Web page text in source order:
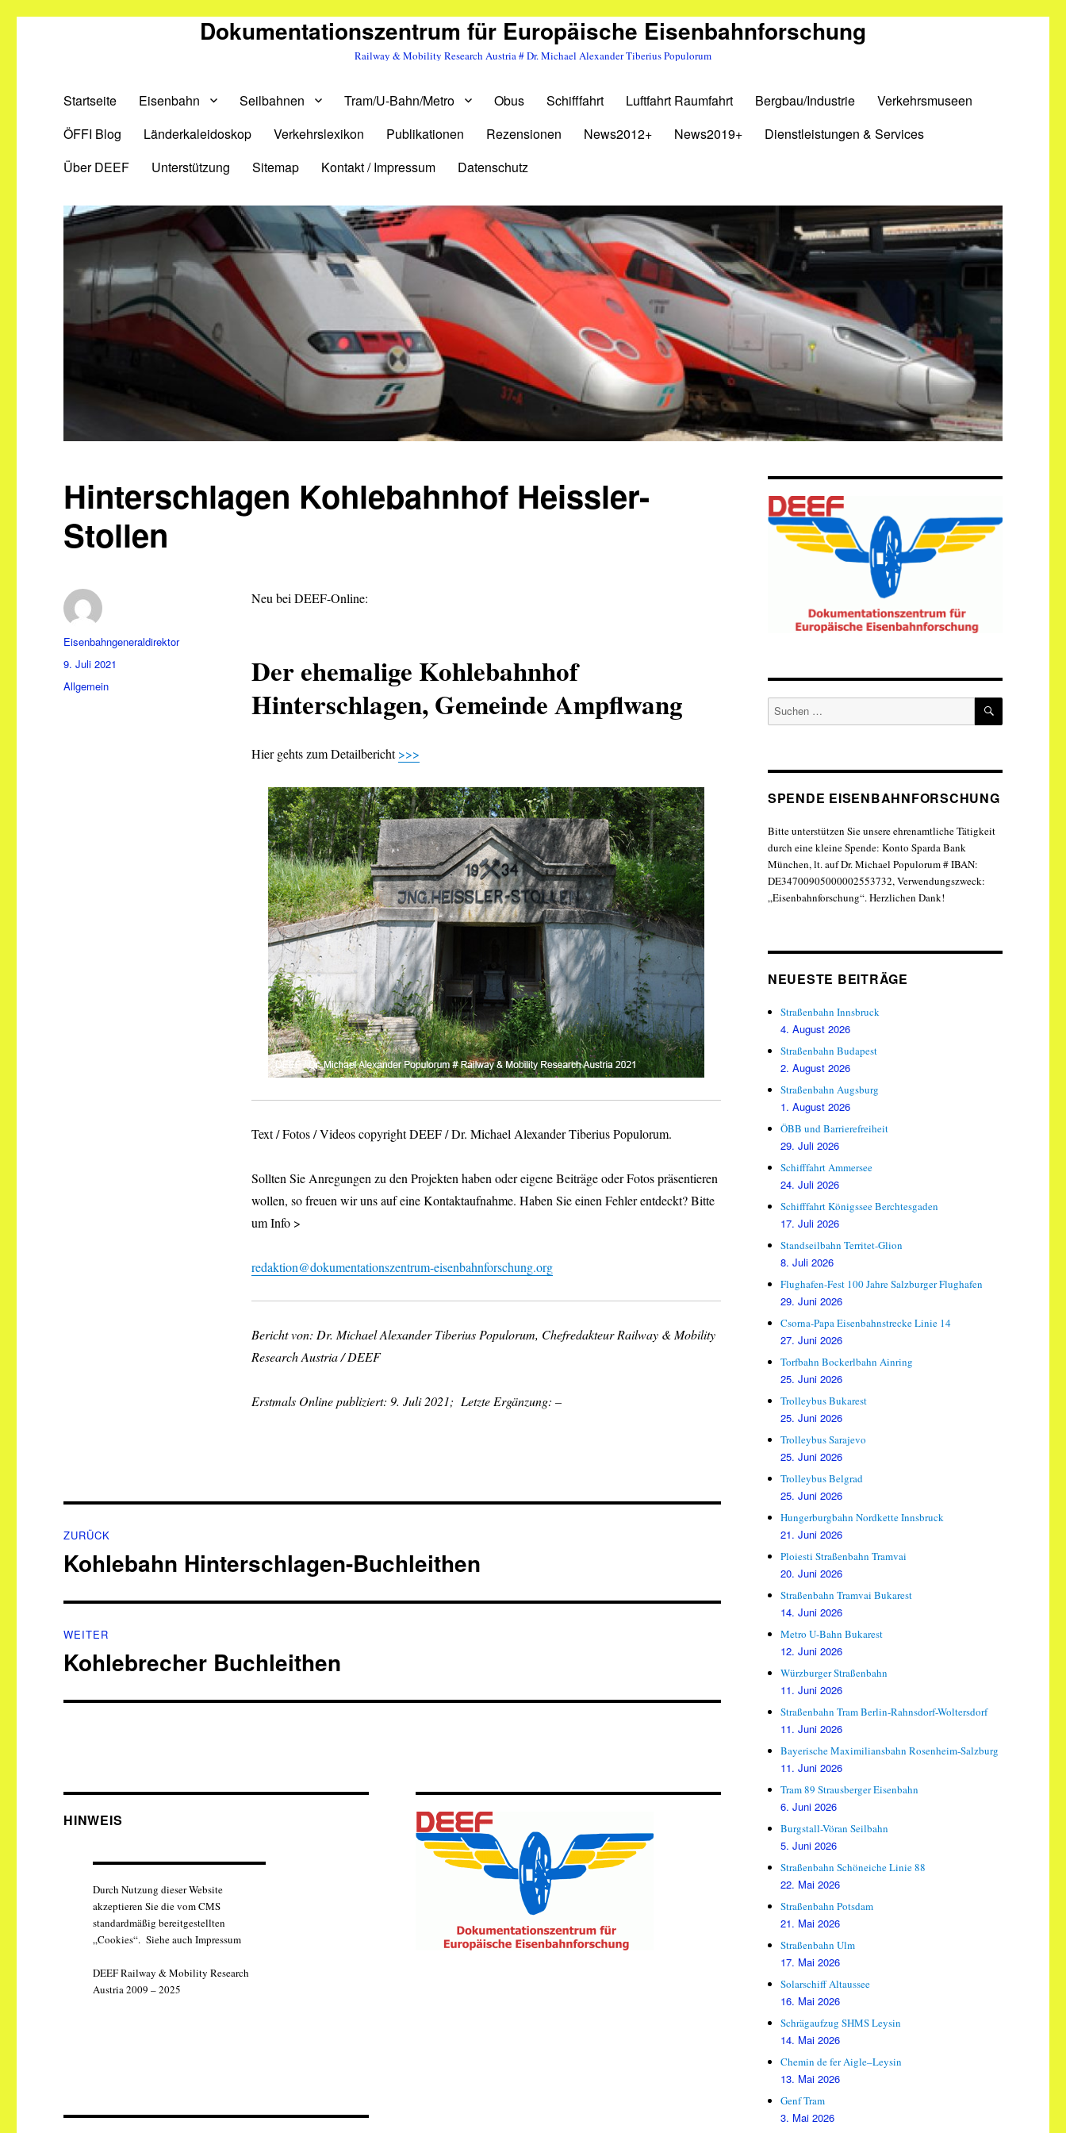
Dokumentationszentrum für Europäische Eisenbahnforschung
Railway & Mobility Research Austria # Dr. Michael Alexander Tiberius Populorum
Startseite Eisenbahn Seilbahnen Tram/U-Bahn/Metro Obus Schifffahrt Luftfahrt Raumfahrt Bergbau/Industrie
Verkehrsmuseen
ÖFFI Blog
Länderkaleidoskop Verkehrslexikon Publikationen Rezensionen News2012+ News2019+
Dienstleistungen & Services
Über DEEF
Unterstützung Sitemap Kontakt / Impressum Datenschutz
Hinterschlagen Kohlebahnhof Heissler-
Stollen
Neu bei DEEF-Online:
Der ehemalige Kohlebahnhof
Hinterschlagen, Gemeinde Ampflwang
Hier gehts zum Detailbericht>>>
Text / Fotos / Videos copyright DEEF / Dr. Michael Alexander Tiberius Populorum.
Sollten Sie Anregungen zu den Projekten haben oder eigene Beiträge oder Fotos präsentieren
wollen, so freuen wir uns auf eine Kontaktaufnahme. Haben Sie einen Fehler entdeckt? Bitte
um Info >
redaktion@dokumentationszentrum-eisenbahnforschung.org
Bericht von: Dr. Michael Alexander Tiberius Populorum, Chefredakteur Railway & Mobility
Research Austria / DEEF
Erstmals Online publiziert: 9. Juli 2021; Letzte Ergänzung: –
Autor
Eisenbahngeneraldirektor
Veröffentlicht
am
9. Juli 2021
Kategorien
Allgemein
ZURÜCK
Vorheriger
Kohlebahn Hinterschlagen-Buchleithen
WEITER
Nächster
Kohlebrecher Buchleithen
HINWEIS
Durch Nutzung dieser Website
akzeptieren Sie die vom CMS
standardmäßig bereitgestellten
„Cookies“. Siehe auch Impressum
DEEF Railway & Mobility Research
Austria 2009 – 2025
Suche
SUCHEN
SPENDE EISENBAHNFORSCHUNG
Bitte unterstützen Sie unsere ehrenamtliche Tätigkeit
durch eine kleine Spende: Konto Sparda Bank
München, lt. auf Dr. Michael Populorum # IBAN:
DE34700905000002553732, Verwendungszweck:
„Eisenbahnforschung“. Herzlichen Dank!
NEUESTE BEITRÄGE
Straßenbahn Innsbruck
4. August 2026
Straßenbahn Budapest
2. August 2026
Straßenbahn Augsburg
1. August 2026
ÖBB und Barrierefreiheit
29. Juli 2026
Schifffahrt Ammersee
24. Juli 2026
Schifffahrt Königssee Berchtesgaden
17. Juli 2026
Standseilbahn Territet-Glion
8. Juli 2026
Flughafen-Fest 100 Jahre Salzburger Flughafen
29. Juni 2026
Csorna-Papa Eisenbahnstrecke Linie 14
27. Juni 2026
Torfbahn Bockerlbahn Ainring
25. Juni 2026
Trolleybus Bukarest
25. Juni 2026
Trolleybus Sarajevo
25. Juni 2026
Trolleybus Belgrad
25. Juni 2026
Hungerburgbahn Nordkette Innsbruck
21. Juni 2026
Ploiesti Straßenbahn Tramvai
20. Juni 2026
Straßenbahn Tramvai Bukarest
14. Juni 2026
Metro U-Bahn Bukarest
12. Juni 2026
Würzburger Straßenbahn
11. Juni 2026
Straßenbahn Tram Berlin-Rahnsdorf-Woltersdorf
11. Juni 2026
Bayerische Maximiliansbahn Rosenheim-Salzburg
11. Juni 2026
Tram 89 Strausberger Eisenbahn
6. Juni 2026
Burgstall-Vöran Seilbahn
5. Juni 2026
Straßenbahn Schöneiche Linie 88
22. Mai 2026
Straßenbahn Potsdam
21. Mai 2026
Straßenbahn Ulm
17. Mai 2026
Solarschiff Altaussee
16. Mai 2026
Schrägaufzug SHMS Leysin
14. Mai 2026
Chemin de fer Aigle–Leysin
13. Mai 2026
Genf Tram
3. Mai 2026